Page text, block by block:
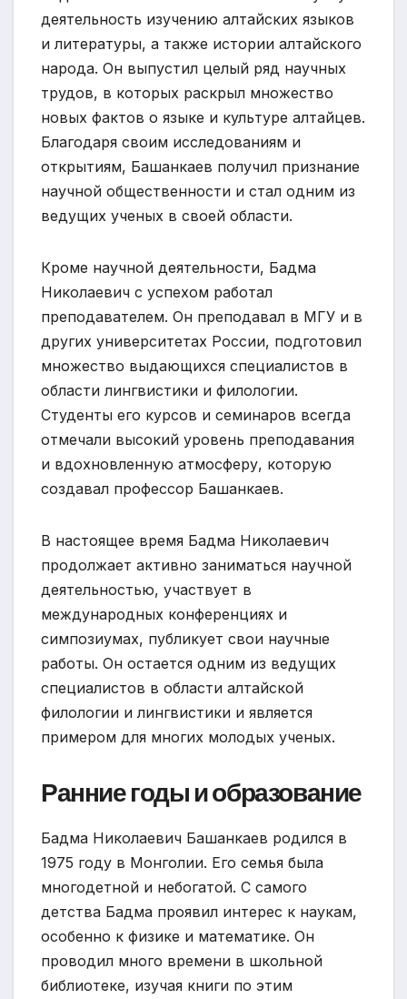
деятельность изучению алтайских языков
и литературы, а также истории алтайского
народа. Он выпустил целый ряд научных
трудов, в которых раскрыл множество
новых фактов о языке и культуре алтайцев.
Благодаря своим исследованиям и
открытиям, Башанкаев получил признание
научной общественности и стал одним из
ведущих ученых в своей области.
Кроме научной деятельности, Бадма
Николаевич с успехом работал
преподавателем. Он преподавал в МГУ и в
других университетах России, подготовил
множество выдающихся специалистов в
области лингвистики и филологии.
Студенты его курсов и семинаров всегда
отмечали высокий уровень преподавания
и вдохновленную атмосферу, которую
создавал профессор Башанкаев.
В настоящее время Бадма Николаевич
продолжает активно заниматься научной
деятельностью, участвует в
международных конференциях и
симпозиумах, публикует свои научные
работы. Он остается одним из ведущих
специалистов в области алтайской
филологии и лингвистики и является
примером для многих молодых ученых.
Ранние годы и образование
Бадма Николаевич Башанкаев родился в
1975 году в Монголии. Его семья была
многодетной и небогатой. С самого
детства Бадма проявил интерес к наукам,
особенно к физике и математике. Он
проводил много времени в школьной
библиотеке, изучая книги по этим